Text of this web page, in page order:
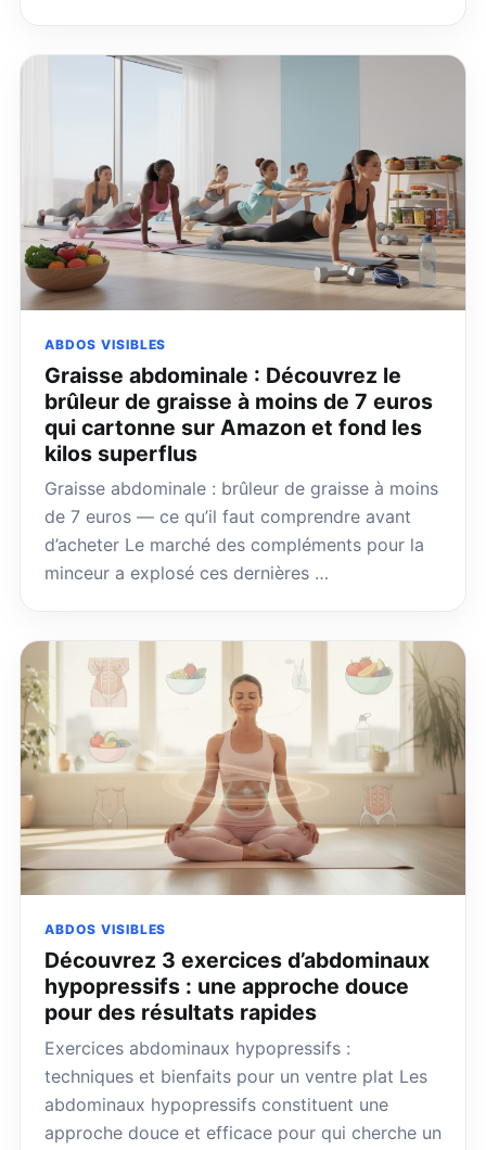
ABDOS VISIBLES
Graisse abdominale : Découvrez le
brûleur de graisse à moins de 7 euros
qui cartonne sur Amazon et fond les
kilos superflus
Graisse abdominale : brûleur de graisse à moins
de 7 euros — ce qu’il faut comprendre avant
d’acheter Le marché des compléments pour la
minceur a explosé ces dernières …
ABDOS VISIBLES
Découvrez 3 exercices d’abdominaux
hypopressifs : une approche douce
pour des résultats rapides
Exercices abdominaux hypopressifs :
techniques et bienfaits pour un ventre plat Les
abdominaux hypopressifs constituent une
approche douce et efficace pour qui cherche un